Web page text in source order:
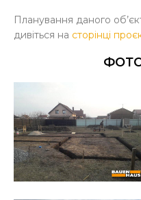
Планування даного
дивіться на сторінці